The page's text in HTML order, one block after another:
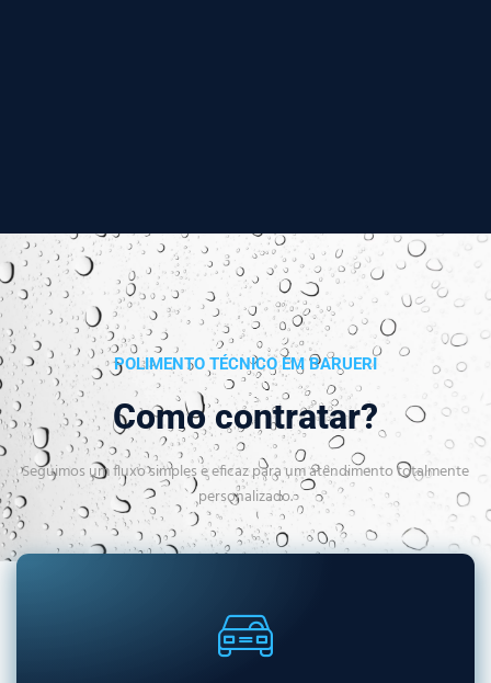
POLIMENTO TÉCNICO EM BARUERI
Como contratar?
Seguimos um fluxo simples e eficaz para um atendimento totalmente
personalizado.